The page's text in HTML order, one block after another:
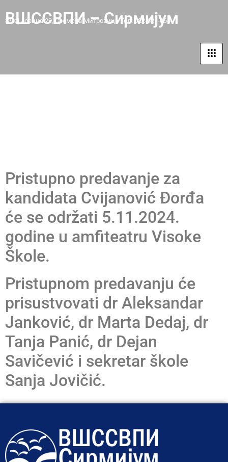
ВШССВПИ – Сирмијум
Змај Јовина 29, Сремска Митровица Тел: 022-621-864
Pristupno predavanje za
kandidata Cvijanović Đorđa
će se održati 5.11.2024.
godine u amfiteatru Visoke
Škole.
Pristupnom predavanju će
prisustvovati dr Aleksandar
Janković, dr Marta Dedaj, dr
Tanja Panić, dr Dejan
Savičević i sekretar škole
Sanja Jovičić.